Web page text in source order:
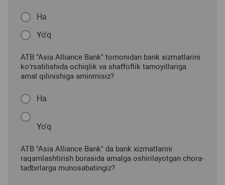
Ha
Yo'q
ATB "Asia Alliance Bank" tomonidan bank xizmatlarini
ko‘rsatilishida ochiqlik va shaffoflik tamoyillariga
amal qilinishiga aminmisiz?
Ha
Yo'q
ATB "Asia Alliance Bank" da bank xizmatlarini
raqamlashtirish borasida amalga oshirilayotgan chora-
tadbirlarga munosabatingiz?